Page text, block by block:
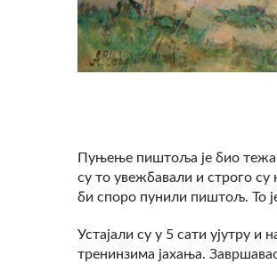
Пуњење пиштоља је био
су то увежбавали и строго
би споро пунили пиштољ. То
Устајали су у 5 сати ујутру
тренинзима јахања.